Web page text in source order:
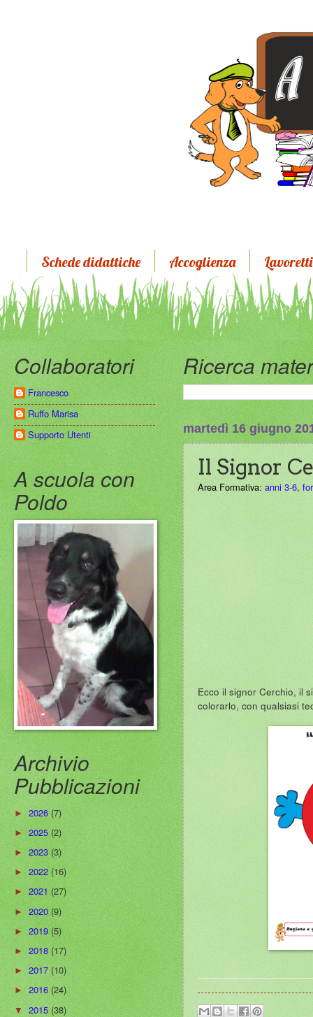
Schede didattiche Accoglienza Lavoretti
Ricerca
martedì 16 giugno
Il Signor
Area Formativa: anni 3-6,
Ecco il signor Cerchio, il
colorarlo, con qualsiasi
Collaboratori
Francesco
Ruffo Marisa
Supporto Utenti
A scuola con
Poldo
Archivio
Pubblicazioni
►2026(7)
►2025(2)
►2023(3)
►2022(16)
►2021(27)
►2020(9)
►2019(5)
►2018(17)
► 2017(10)
►2016(24)
▼2015(38)